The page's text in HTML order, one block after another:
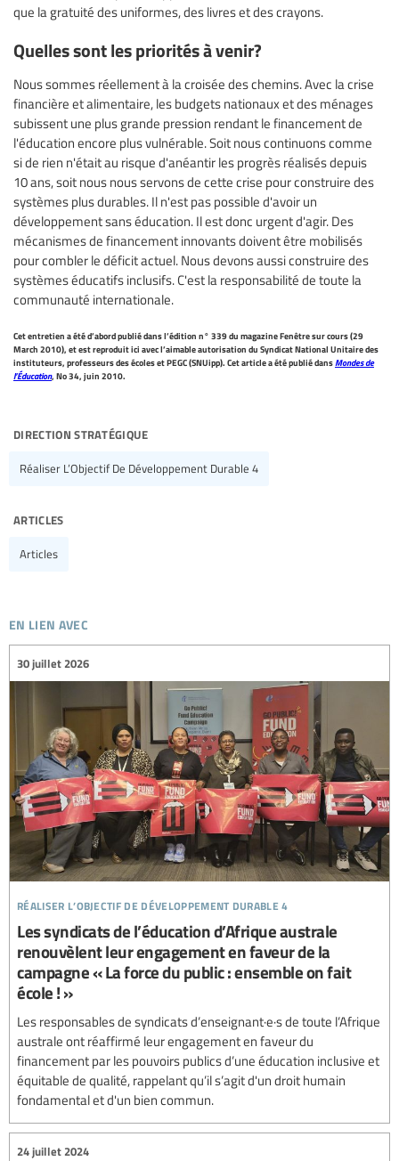
que la gratuité des uniformes, des livres et des crayons.
Quelles sont les priorités à venir?
Nous sommes réellement à la croisée des chemins. Avec la crise
financière et alimentaire, les budgets nationaux et des ménages
subissent une plus grande pression rendant le financement de
l'éducation encore plus vulnérable. Soit nous continuons comme
si de rien n'était au risque d'anéantir les progrès réalisés depuis
10 ans, soit nous nous servons de cette crise pour construire des
systèmes plus durables. Il n'est pas possible d'avoir un
développement sans éducation. Il est donc urgent d'agir. Des
mécanismes de financement innovants doivent être mobilisés
pour combler le déficit actuel. Nous devons aussi construire des
systèmes éducatifs inclusifs. C'est la responsabilité de toute la
communauté internationale.
Cet entretien a été d’abord publié dans l’édition n° 339 du magazine Fenêtre sur cours (29
March 2010), et est reproduit ici avec l’aimable autorisation du Syndicat National Unitaire des
instituteurs, professeurs des écoles et PEGC (SNUipp). Cet article a été publié dansMondes de
l’Éducation, No 34, juin 2010.
direction stratégique
Réaliser L’Objectif De Développement Durable 4
articles
Articles
en lien avec
réaliser l’objectif de développement durable 4
30 juillet 2026
Les syndicats de l’éducation d’Afrique australe
renouvèlent leur engagement en faveur de la
campagne « La force du public : ensemble on fait
école ! »
Les responsables de syndicats d’enseignant·e·s de toute l’Afrique
australe ont réaffirmé leur engagement en faveur du
financement par les pouvoirs publics d’une éducation inclusive et
équitable de qualité, rappelant qu’il s’agit d'un droit humain
fondamental et d'un bien commun.
24 juillet 2024